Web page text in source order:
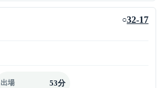
○32-17
出場 53分